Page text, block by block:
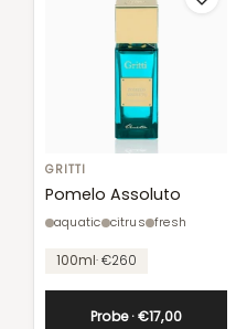
Pomelo
Assoluto
GRITTI
Pomelo Assoluto
aquatic citrus fresh
Unit
100ml· €260
Probe · €17,00